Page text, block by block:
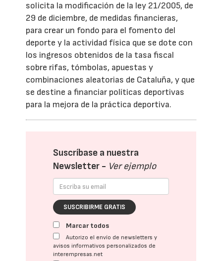
solicita la modificación de la ley 21/2005, de
29 de diciembre, de medidas financieras,
para crear un fondo para el fomento del
deporte y la actividad física que se dote con
los ingresos obtenidos de la tasa fiscal
sobre rifas, tómbolas, apuestas y
combinaciones aleatorias de Cataluña, y que
se destine a financiar políticas deportivas
para la mejora de la práctica deportiva.
Suscríbase a nuestra
Newsletter - Ver ejemplo
SUSCRIBIRME GRATIS
Marcar todos
Autorizo el envío de newsletters y
avisos informativos personalizados de
interempresas.net